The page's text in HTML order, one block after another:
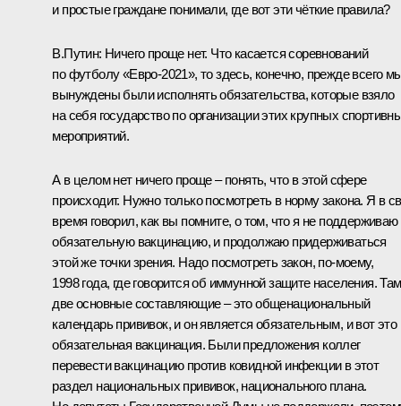
и простые граждане понимали, где вот эти чёткие правила?
В.Путин: Ничего проще нет. Что касается соревнований
по футболу «Евро-2021», то здесь, конечно, прежде всего
вынуждены были исполнять обязательства, которые взяло
на себя государство по организации этих крупных
мероприятий.
А в целом нет ничего проще – понять, что в этой сфере
происходит. Нужно только посмотреть в норму закона. Я в
время говорил, как вы помните, о том, что я не поддерживаю
обязательную вакцинацию, и продолжаю придерживаться
этой же точки зрения. Надо посмотреть закон, по-моему,
1998 года, где говорится об иммунной защите населения. Там
две основные составляющие – это общенациональный
календарь прививок, и он является обязательным, и вот это
обязательная вакцинация. Были предложения коллег
перевести вакцинацию против ковидной инфекции в этот
раздел национальных прививок, национального плана.